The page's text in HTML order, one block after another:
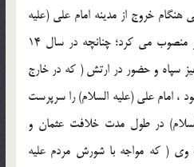
خروج از مدينه امام علي (علیه
السلام) را به عنوان سرپرست شهر منصوب مي كرد؛ چنانچه در سال 14
سپاه و حضور در ارتش ( كه در خارج
، امام علي (علیه السلام) را سرپرست
در طول مدت خلافت عثمان و
( كه مواجه با شورش مردم عليه